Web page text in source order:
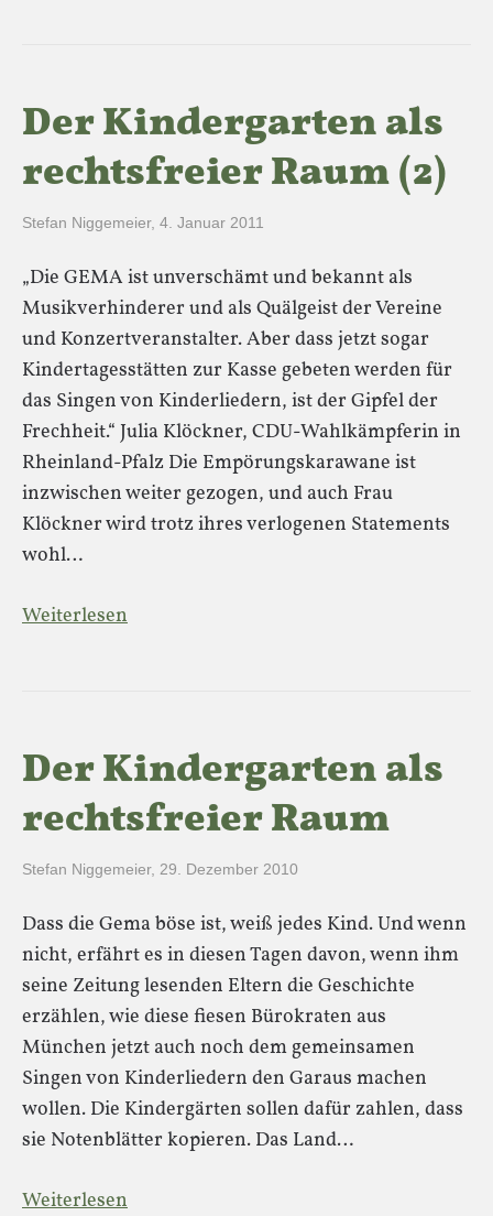
Der Kindergarten als
rechtsfreier Raum (2)
Stefan Niggemeier, 4. Januar 2011
„Die GEMA ist unverschämt und bekannt als
Musikverhinderer und als Quälgeist der Vereine
und Konzertveranstalter. Aber dass jetzt sogar
Kindertagesstätten zur Kasse gebeten werden für
das Singen von Kinderliedern, ist der Gipfel der
Frechheit.“ Julia Klöckner, CDU-Wahlkämpferin in
Rheinland-Pfalz Die Empörungskarawane ist
inzwischen weiter gezogen, und auch Frau
Klöckner wird trotz ihres verlogenen Statements
wohl…
Weiterlesen
Der Kindergarten als
rechtsfreier Raum
Stefan Niggemeier, 29. Dezember 2010
Dass die Gema böse ist, weiß jedes Kind. Und wenn
nicht, erfährt es in diesen Tagen davon, wenn ihm
seine Zeitung lesenden Eltern die Geschichte
erzählen, wie diese fiesen Bürokraten aus
München jetzt auch noch dem gemeinsamen
Singen von Kinderliedern den Garaus machen
wollen. Die Kindergärten sollen dafür zahlen, dass
sie Notenblätter kopieren. Das Land…
Weiterlesen